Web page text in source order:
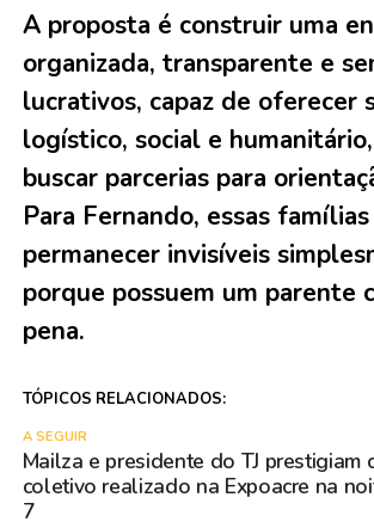
A proposta é construir uma
organizada, transparente e
lucrativos, capaz de oferecer
logístico, social e
buscar parcerias para
Para Fernando, essas
permanecer invisíveis
porque possuem um parente
pena.
TÓPICOS RELACIONADOS:
A SEGUIR
Mailza e presidente do TJ prestigiam
coletivo realizado na Expoacre na
7